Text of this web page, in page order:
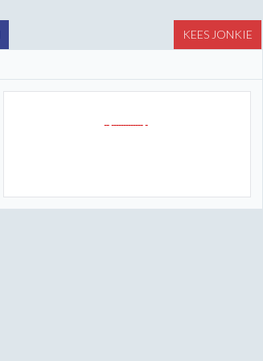
KEES JONKIE